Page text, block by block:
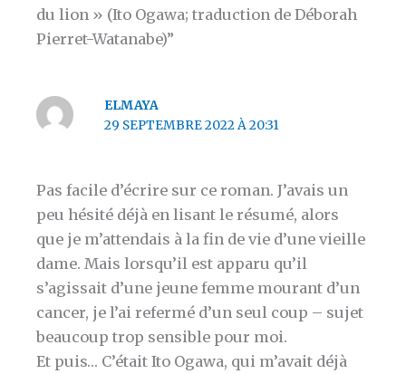
du lion » (Ito Ogawa; traduction de Déborah
Pierret-Watanabe)”
ELMAYA
29 SEPTEMBRE 2022 À 20:31
Pas facile d’écrire sur ce roman. J’avais un
peu hésité déjà en lisant le résumé, alors
que je m’attendais à la fin de vie d’une vieille
dame. Mais lorsqu’il est apparu qu’il
s’agissait d’une jeune femme mourant d’un
cancer, je l’ai refermé d’un seul coup – sujet
beaucoup trop sensible pour moi.
Et puis… C’était Ito Ogawa, qui m’avait déjà